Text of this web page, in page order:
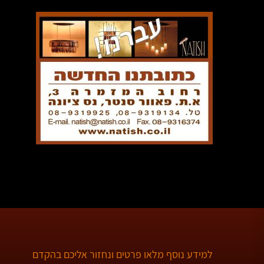
למידע נוסף מלאו פרטים ונחזור אליכם בהקדם